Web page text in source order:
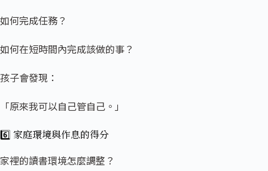
如何完成任務？
如何在短時間內完成該做的事？
孩子會發現：
「原來我可以自己管自己。」
6️⃣ 家庭環境與作息的得分
家裡的讀書環境怎麼調整？